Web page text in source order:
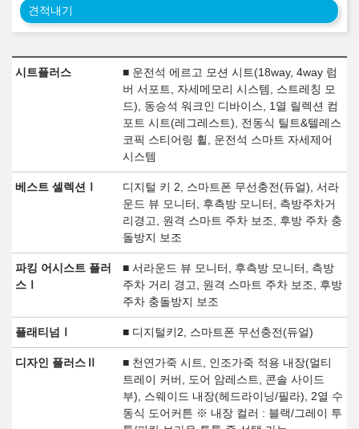
견적내기
시트플러스
■ 운전석 에르고 모션 시트(18way, 4way 럼
버 서포트, 자세메모리 시스템, 스트레칭 모
드), 동승석 워크인 디바이스, 1열 릴렉션 컴
포트 시트(레그레스트), 전동식 틸트&텔레스
코픽 스티어링 휠, 운전석 스마트 자세제어
시스템
베스트 셀렉션Ⅰ
디지털 키 2, 스마트폰 무선충전(듀얼), 서라
운드 뷰 모니터, 후측방 모니터, 측방주차거
리경고, 원격 스마트 주차 보조, 후방 주차 충
돌방지 보조
파킹 어시스트 플러
스Ⅰ
■ 서라운드 뷰 모니터, 후측방 모니터, 측방
주차 거리 경고, 원격 스마트 주차 보조, 후방
주차 충돌방지 보조
플래티넘Ⅰ ■ 디지털키2, 스마트폰 무선충전(듀얼)
디자인 플러스Ⅱ
■ 천연가죽 시트, 인조가죽 적용 내장(멀티
트레이 커버, 도어 암레스트, 콘솔 사이드
부), 스웨이드 내장(헤드라이닝/필라), 2열 수
동식 도어커튼 ※ 내장 컬러 : 블랙/그레이 투